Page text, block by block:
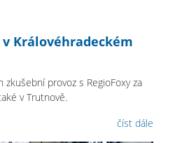
Královéhradeckém
zkušební provoz s RegioFoxy za
v Trutnově.
číst dále